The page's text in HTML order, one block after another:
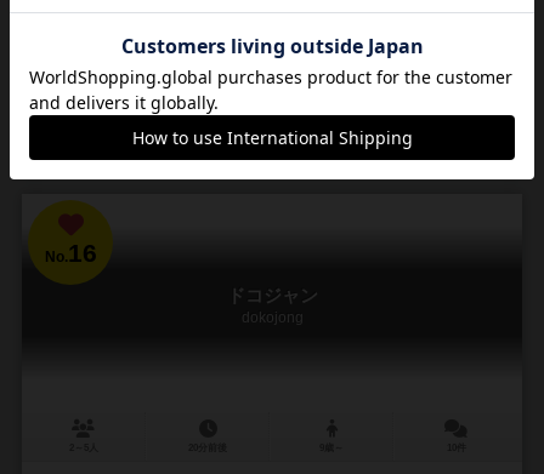
1340
経験あり
187
お気に入り
カートに追加する
1,870円（税込）
No. 16
ドコジャン
dokojong